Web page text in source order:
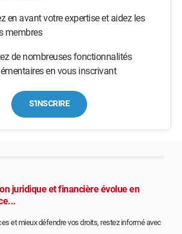
en avant votre expertise et aidez les
membres
de nombreuses fonctionnalités
en vous inscrivant
S'INSCRIRE
juridique et financière évolue en
et mieux défendre vos droits, restez informé avec